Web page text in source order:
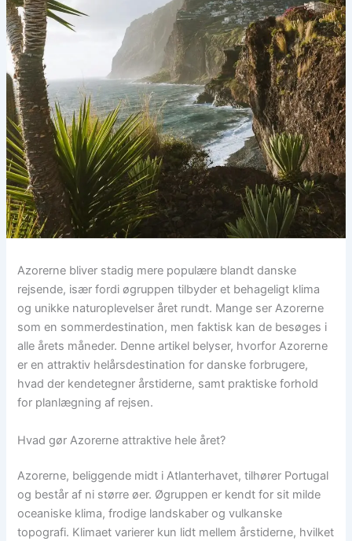
Azorerne bliver stadig mere populære blandt danske
rejsende, især fordi øgruppen tilbyder et behageligt klima
og unikke naturoplevelser året rundt. Mange ser Azorerne
som en sommerdestination, men faktisk kan de besøges i
alle årets måneder. Denne artikel belyser, hvorfor Azorerne
er en attraktiv helårsdestination for danske forbrugere,
hvad der kendetegner årstiderne, samt praktiske forhold
for planlægning af rejsen.
Hvad gør Azorerne attraktive hele året?
Azorerne, beliggende midt i Atlanterhavet, tilhører Portugal
og består af ni større øer. Øgruppen er kendt for sit milde
oceaniske klima, frodige landskaber og vulkanske
topografi. Klimaet varierer kun lidt mellem årstiderne, hvilket